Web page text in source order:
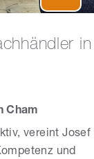
in
Cham
vereint Josef
und